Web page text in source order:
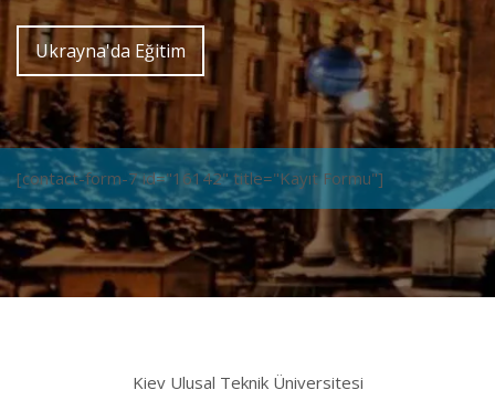
Ukrayna'da Eğitim
[contact-form-7 id="16142" title="Kayıt Formu"]
Kiev Ulusal Teknik Üniversitesi